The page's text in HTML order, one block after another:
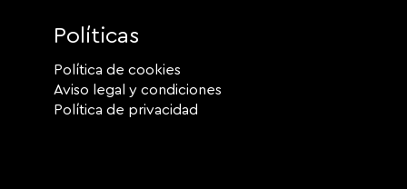
Políticas
Política de cookies
Aviso legal y condiciones
Política de privacidad